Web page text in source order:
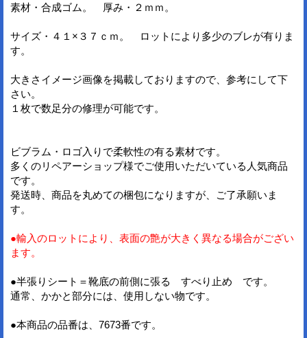
素材・合成ゴム。 厚み・２ｍｍ。
サイズ・４１×３７ｃｍ。 ロットにより多少のブレが有りま
す。
大きさイメージ画像を掲載しておりますので、参考にして下
さい。
１枚で数足分の修理が可能です。
ビブラム・ロゴ入りで柔軟性の有る素材です。
多くのリペアーショップ様でご使用いただいている人気商品
です。
発送時、商品を丸めての梱包になりますが、ご了承願いま
す。
●輸入のロットにより、表面の艶が大きく異なる場合がござい
ます。
●半張りシート＝靴底の前側に張る すべり止め です。
通常、かかと部分には、使用しない物です。
●本商品の品番は、7673番です。